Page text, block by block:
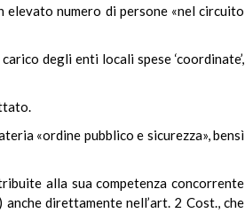
elevato numero di persone «nel circuito
degli enti locali spese ‘coordinate’,
«ordine pubblico e sicurezza», bensì
alla sua competenza concorrente
direttamente nell’art. 2 Cost., che